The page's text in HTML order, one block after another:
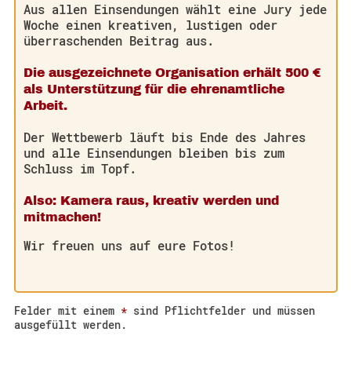
Aus allen Einsendungen wählt eine Jury jede
Woche einen kreativen, lustigen oder
überraschenden Beitrag aus.
Die ausgezeichnete Organisation erhält 500 €
als Unterstützung für die ehrenamtliche
Arbeit.
Der Wettbewerb läuft bis Ende des Jahres
und alle Einsendungen bleiben bis zum
Schluss im Topf.
Also: Kamera raus, kreativ werden und
mitmachen!
Wir freuen uns auf eure Fotos!
Felder mit einem *sind Pflichtfelder und müssen
ausgefüllt werden.